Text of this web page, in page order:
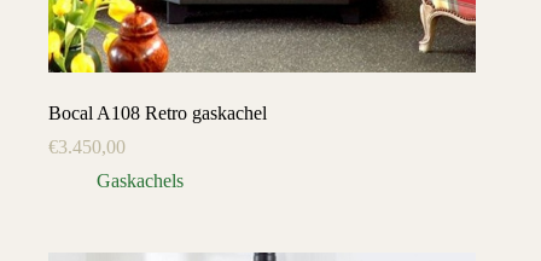
Bocal A108 Retro gaskachel
€3.450,00
Gaskachels